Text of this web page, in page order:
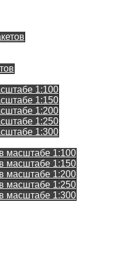
1:100
1:150
1:200
1:250
1:300
масштабе 1:100
масштабе 1:150
масштабе 1:200
масштабе 1:250
масштабе 1:300